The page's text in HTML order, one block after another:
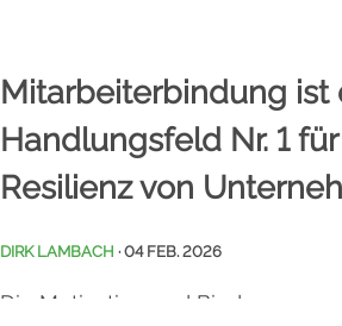
Mitarbeiterbindung ist
Handlungsfeld Nr. 1
Resilienz von
DIRK LAMBACH · 04 FEB. 2026
Die Motivation und Bindung von